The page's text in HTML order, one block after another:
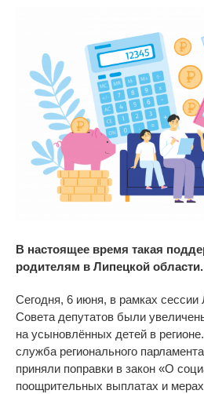
В настоящее время такая
родителям в Липецкой области.
Сегодня, 6 июня, в рамках сессии
Совета депутатов были
на усыновлённых детей в
служба регионального
приняли поправки в закон «О
поощрительных выплатах и